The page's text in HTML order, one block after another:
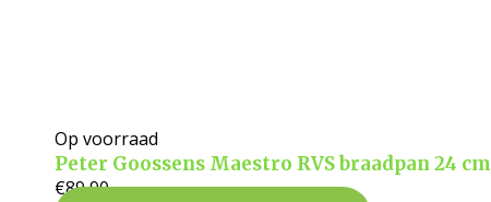
Op voorraad
Peter Goossens Maestro RVS braadpan 24 cm
€89,90